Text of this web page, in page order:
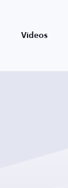
Vídeos